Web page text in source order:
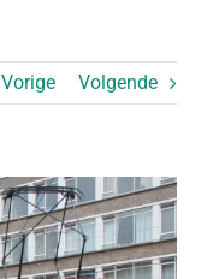
Vorige Volgende